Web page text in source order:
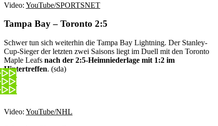
Video: YouTube/SPORTSNET
Tampa Bay – Toronto 2:5
Schwer tun sich weiterhin die Tampa Bay Lightning. Der Stanley-
Cup-Sieger der letzten zwei Saisons liegt im Duell mit den Toronto
Maple Leafs nach der 2:5-Heimniederlage mit 1:2 im
Hintertreffen. (sda)
Video: YouTube/NHL